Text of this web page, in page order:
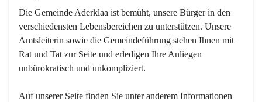
Die Gemeinde Aderklaa ist bemüht, unsere Bürger in den
verschiedensten Lebensbereichen zu unterstützen. Unsere
Amtsleiterin sowie die Gemeindeführung stehen Ihnen mit
Rat und Tat zur Seite und erledigen Ihre Anliegen
unbürokratisch und unkompliziert.
Auf unserer Seite finden Sie un­ter an­de­rem Informationen